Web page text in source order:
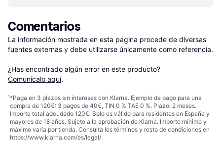
Comentarios
La información mostrada en esta página procede de diversas
fuentes externas y debe utilizarse únicamente como referencia.
¿Has encontrado algún error en este producto?
Comunícalo aquí.
¹*Paga en 3 plazos sin intereses con Klarna. Ejemplo de pago para una
compra de 120€: 3 pagos de 40€, TIN 0 % TAE 0 %. Plazo: 2 meses.
Importe total adeudado 120€. Solo es válido para residentes en España y
mayores de 18 años. Sujeto a la aprobación de Klarna. Importe mínimo y
máximo varía por tienda. Consulta los términos y resto de condiciones en
https://www.klarna.com/es/legal/.